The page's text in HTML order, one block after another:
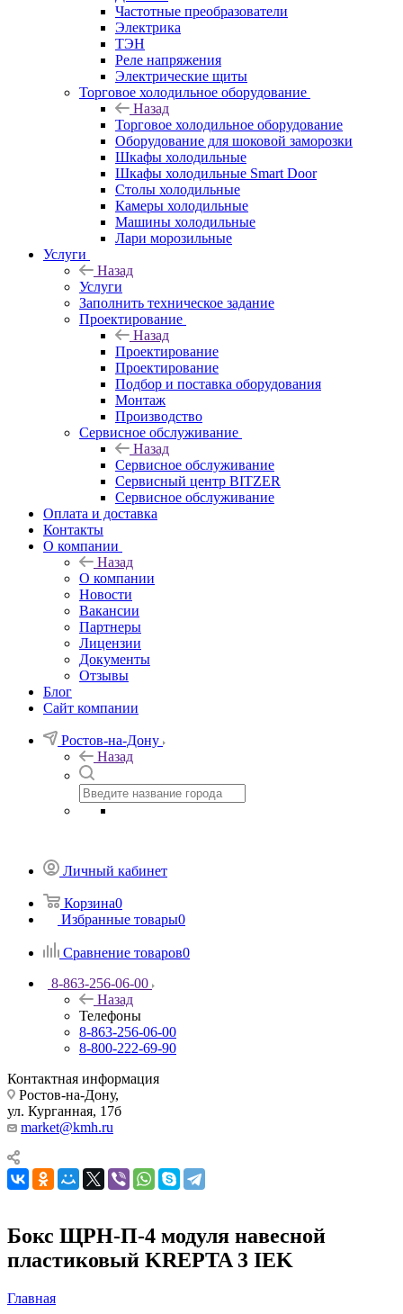
Частотные преобразователи
Электрика
ТЭН
Реле напряжения
Электрические щиты
Торговое холодильное оборудование
Назад
Торговое холодильное оборудование
Оборудование для шоковой заморозки
Шкафы холодильные
Шкафы холодильные Smart Door
Столы холодильные
Камеры холодильные
Машины холодильные
Лари морозильные
Услуги
Назад
Услуги
Заполнить техническое задание
Проектирование
Назад
Проектирование
Проектирование
Подбор и поставка оборудования
Монтаж
Производство
Сервисное обслуживание
Назад
Сервисное обслуживание
Сервисный центр BITZER
Сервисное обслуживание
Оплата и доставка
Контакты
О компании
Назад
О компании
Новости
Вакансии
Партнеры
Лицензии
Документы
Отзывы
Блог
Сайт компании
Ростов-на-Дону
Назад
Личный кабинет
Корзина0
Избранные товары0
Сравнение товаров0
8-863-256-06-00
Назад
Телефоны
8-863-256-06-00
8-800-222-69-90
Контактная информация
Ростов-на-Дону,
ул. Курганная, 17б
market@kmh.ru
Бокс ЩРН-П-4 модуля навесной
пластиковый KREPTA 3 IEK
Главная